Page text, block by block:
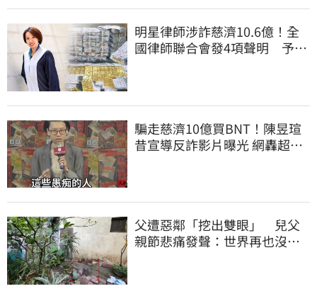
明星律師涉詐慈濟10.6億！全
國律師聯合會發4項聲明 予以
騙走慈濟10億買BNT！陳昱瑄
昔宣導反詐影片曝光 網轟超級
父遭惡鄰「挖出雙眼」 兒父
親節悲痛發聲：世界再也沒有